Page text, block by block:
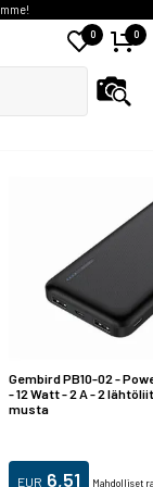
0 0
Gembird PB10-02 -
- 12 Watt - 2 A - 2
musta
EUR 6,51 Mahdolliset